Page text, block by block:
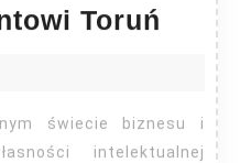
Toruń
Toruń
intelektualnej